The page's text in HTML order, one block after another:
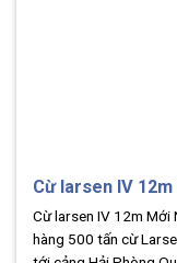
Cừ larsen IV
Cừ larsen IV 12m Mới
hàng 500 tấn cừ